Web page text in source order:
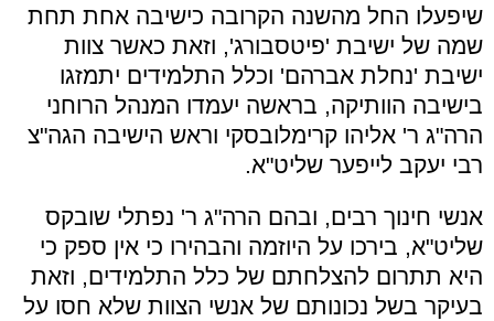
שיפעלו החל מהשנה הקרובה כישיבה אחת תחת
שמה של ישיבת 'פיטסבורג', וזאת כאשר צוות
ישיבת 'נחלת אברהם' וכלל התלמידים יתמזגו
בישיבה הוותיקה, בראשה יעמדו המנהל הרוחני
הרה"ג ר' אליהו קרימלובסקי וראש הישיבה הגה"צ
רבי יעקב לייפער שליט"א.
אנשי חינוך רבים, ובהם הרה"ג ר' נפתלי שובקס
שליט"א, בירכו על היוזמה והבהירו כי אין ספק כי
היא תתרום להצלחתם של כלל התלמידים, וזאת
בעיקר בשל נכונותם של אנשי הצוות שלא חסו על